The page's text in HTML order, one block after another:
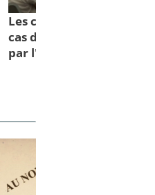
Les comportements à
cas d'inondations : des
par l'IRMa et la mission